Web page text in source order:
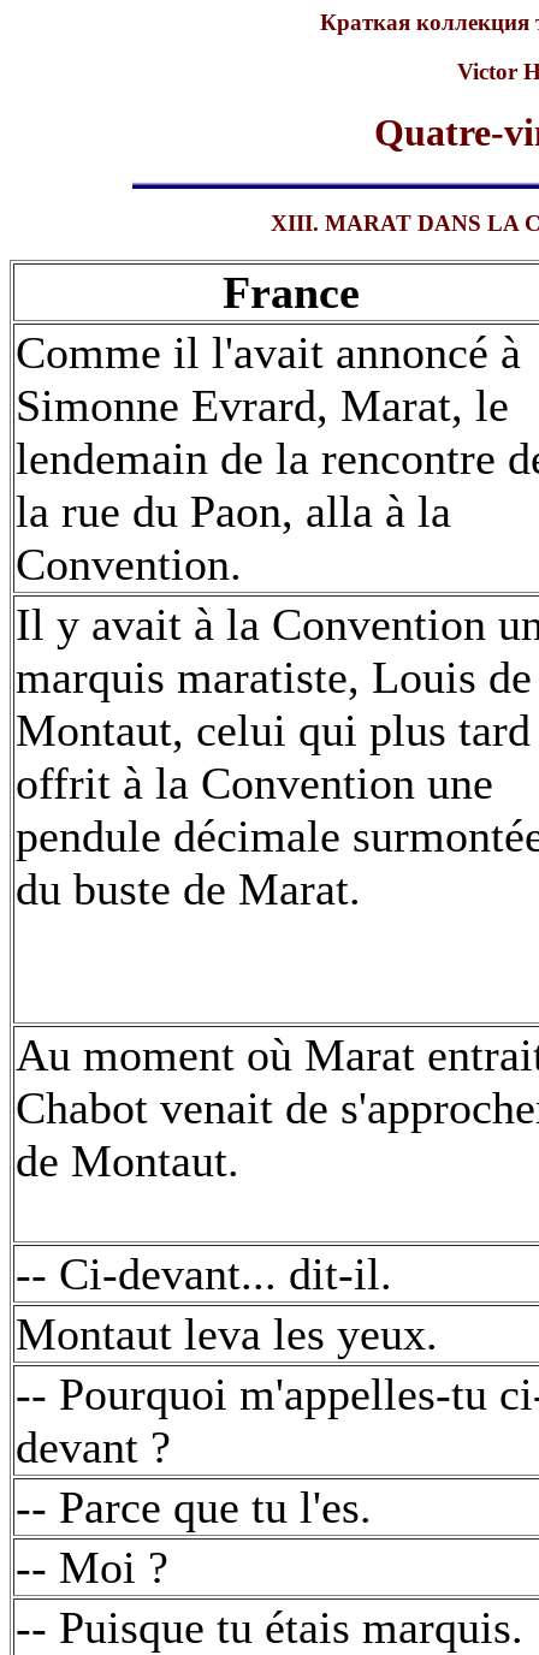
Краткая коллекция
Victor
Quatre-
XIII. MARAT DANS LA
France
Comme il l'avait annoncé à
Simonne Evrard, Marat, le
lendemain de la rencontre
la rue du Paon, alla à la
Convention.
Il y avait à la Convention
marquis maratiste, Louis de
Montaut, celui qui plus tard
offrit à la Convention une
pendule décimale
du buste de Marat.
Au moment où Marat
Chabot venait de
de Montaut.
-- Ci-devant... dit-il.
Montaut leva les yeux.
-- Pourquoi m'appelles-tu
devant ?
-- Parce que tu l'es.
-- Moi ?
-- Puisque tu étais marquis.